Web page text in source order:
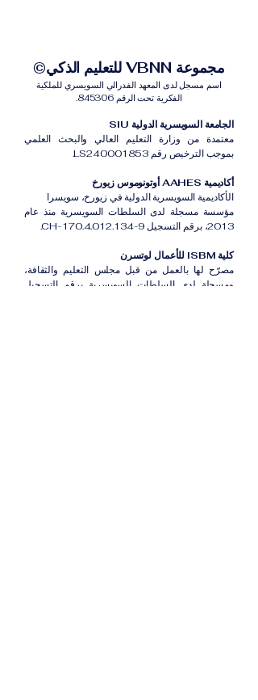
مجموعة VBNN للتعليم الذكي©
اسم مسجل لدى المعهد الفدرالي السويسري للملكية
الفكرية تحت الرقم 845306.
الجامعة السويسرية الدولية SIU
معتمدة من وزارة التعليم العالي والبحث العلمي
بموجب الترخيص رقم LS240001853.
أكاديمية AAHES أوتونوموس زيورخ
الأكاديمية السويسرية الدولية في زيورخ، سويسرا
مؤسسة مسجلة لدى السلطات السويسرية منذ عام
2013، برقم التسجيل CH-170.4.012.134-9.
كلية ISBM للأعمال لوتسرن
مصرّح لها بالعمل من قبل مجلس التعليم والثقافة،
ومسجلة لدى السلطات السويسرية برقم التسجيل